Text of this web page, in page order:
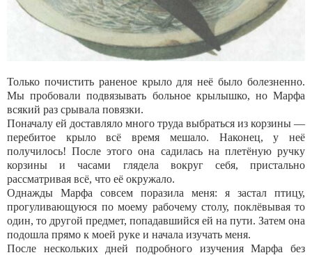
Только почистить раненое крыло для неё было болезненно.
Мы пробовали подвязывать больное крылышко, но Марфа
всякий раз срывала повязки.
Поначалу ей доставляло много труда выбраться из корзины —
перебитое крыло всё время мешало. Наконец, у неё
получилось! После этого она садилась на плетёную ручку
корзины и часами глядела вокруг себя, пристально
рассматривая всё, что её окружало.
Однажды Марфа совсем поразила меня: я застал птицу,
прогуливающуюся по моему рабочему столу, поклёвывая то
один, то другой предмет, попадавшийся ей на пути. Затем она
подошла прямо к моей руке и начала изучать меня.
После нескольких дней подробного изучения Марфа без